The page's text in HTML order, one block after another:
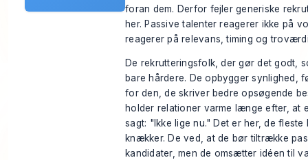
foran dem. Derfor fejler generiske
her. Passive talenter reagerer ikke på
reagerer på relevans, timing og
De rekrutteringsfolk, der gør det godt,
bare hårdere. De opbygger synlighed,
for den, de skriver bedre opsøgende
holder relationer varme længe efter, at
sagt: "Ikke lige nu." Det er her, de fleste
knækker. De ved, at de bør tiltrække
kandidater, men de omsætter idéen til